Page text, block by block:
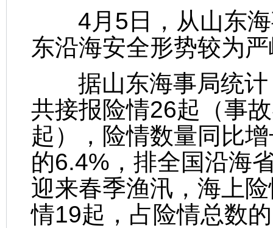
4月5日，从山东海
东沿海安全形势较为
据山东海事局统计
共接报险情26起（事
起），险情数量同比
的6.4%，排全国沿海
迎来春季渔汛，海上
情19起，占险情总数